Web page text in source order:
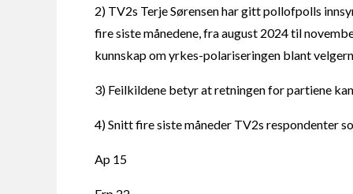
2) TV2s Terje Sørensen har gitt pollofpolls
fire siste månedene, fra august 2024 til
kunnskap om yrkes-polariseringen blant
3) Feilkildene betyr at retningen for partiene
4) Snitt fire siste måneder TV2s respondenter
Ap 15